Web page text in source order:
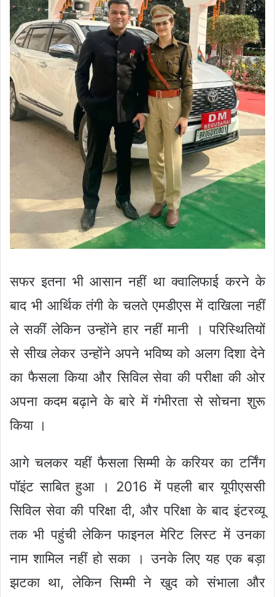
सफर इतना भी आसान नहीं था क्वालिफाई करने के
बाद भी आर्थिक तंगी के चलते एमडीएस में दाखिला नहीं
ले सकीं लेकिन उन्होंने हार नहीं मानी । परिस्थितियों
से सीख लेकर उन्होंने अपने भविष्य को अलग दिशा देने
का फैसला किया और सिविल सेवा की परीक्षा की ओर
अपना कदम बढ़ाने के बारे में गंभीरता से सोचना शुरू
किया ।
आगे चलकर यहीं फैसला सिम्मी के करियर का टर्निंग
पॉइंट साबित हुआ । 2016 में पहली बार यूपीएससी
सिविल सेवा की परिक्षा दी, और परिक्षा के बाद इंटरव्यू
तक भी पहुंची लेकिन फाइनल मेरिट लिस्ट में उनका
नाम शामिल नहीं हो सका । उनके लिए यह एक बड़ा
झटका था, लेकिन सिम्मी ने खुद को संभाला और